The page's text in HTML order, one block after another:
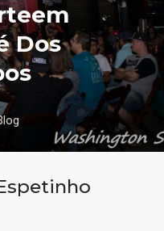
Dos